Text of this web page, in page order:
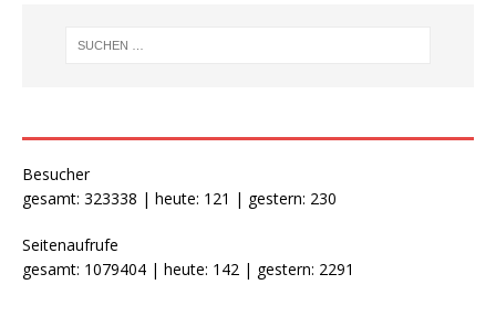
Besucher
gesamt: 323338 | heute: 121 | gestern: 230
Seitenaufrufe
gesamt: 1079404 | heute: 142 | gestern: 2291